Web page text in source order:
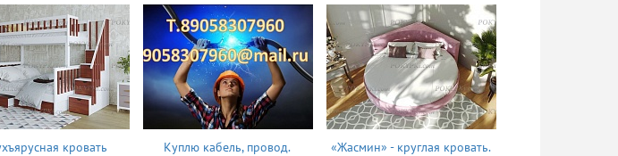
кровать
Куплю кабель, провод. «Жасмин» - круглая кровать.